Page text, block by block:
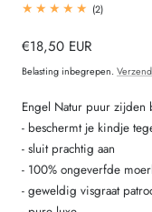
(2)2
Normale
prijs
€18,50 EUR
Belasting inbegrepen.
Engel Natur puur zijden
- beschermt je kindje
- sluit prachtig aan
- 100% ongeverfde
- geweldig visgraat